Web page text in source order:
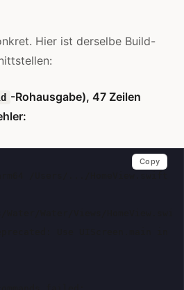
Hier ist derselbe Build-
-Rohausgabe), 47 Zeilen
Copy